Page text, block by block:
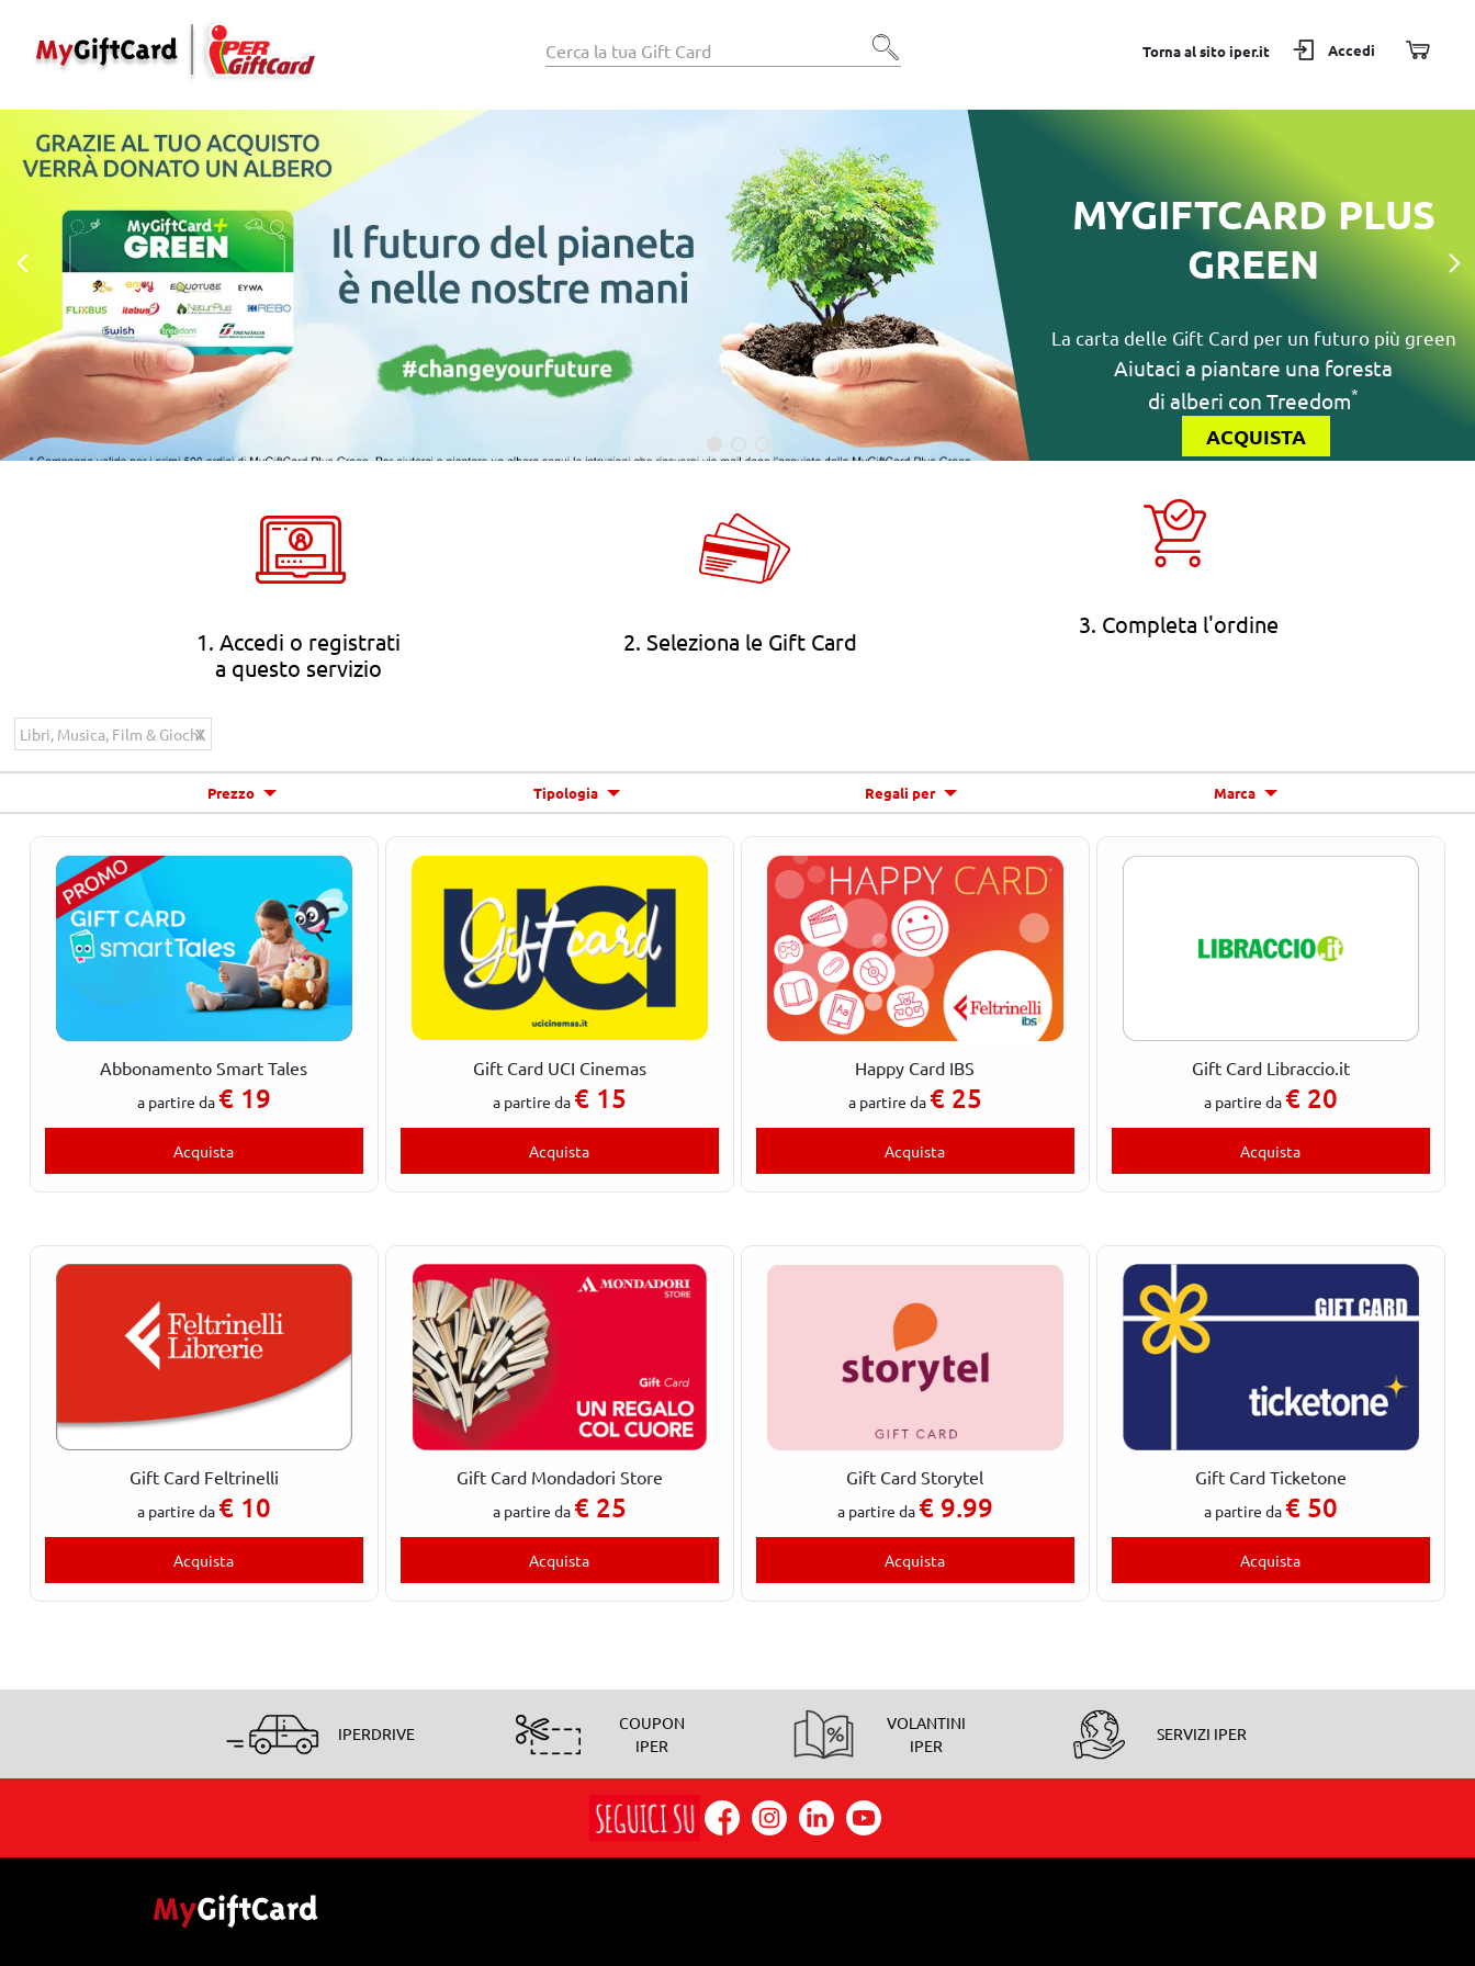
Torna al sito iper.it Accedi
MYGIFTCARD PLUS
GREEN
La carta delle Gift Card per un futuro più green
Aiutaci a piantare una foresta
di alberi con Treedom*
ACQUISTA
1. Accedi o registrati
a questo servizio
2. Seleziona le Gift Card
3. Completa l'ordine
Libri, Musica, Film & Giochi
Prezzo Tipologia Regali per Marca
Abbonamento Smart Tales
a partire da€ 19
Acquista
Gift Card UCI Cinemas
a partire da€ 15
Acquista
Happy Card IBS
a partire da€ 25
Acquista
Gift Card Libraccio.it
a partire da€ 20
Acquista
Gift Card Feltrinelli
a partire da€ 10
Acquista
Gift Card Mondadori Store
a partire da€ 25
Acquista
Gift Card Storytel
a partire da€ 9.99
Acquista
Gift Card Ticketone
a partire da€ 50
Acquista
IPERDRIVE
COUPON
IPER
VOLANTINI
IPER
SERVIZI IPER